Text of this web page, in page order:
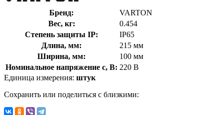
Бренд:
VARTON
Вес, кг:
0.454
Степень защиты IP:
IP65
Длина, мм:
215 мм
Ширина, мм:
100 мм
Номинальное напряжение с, В: 220 В
Единица измерения: штук
Сохранить или поделиться с близкими: